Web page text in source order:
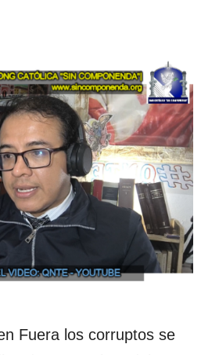
Fuera los corruptos se